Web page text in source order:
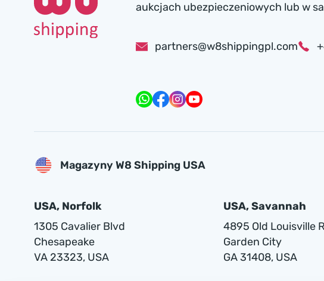
aukcjach ubezpieczeniowych lub w
partners@w8shippingpl.com
Magazyny W8 Shipping USA
USA, Norfolk
1305 Cavalier Blvd
Chesapeake
VA 23323, USA
USA, Savannah
4895 Old Louisville
Garden City
GA 31408, USA